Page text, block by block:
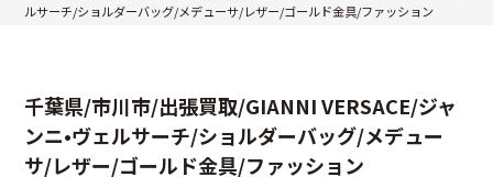
ルサーチ/ショルダーバッグ/メデューサ/レザー/ゴールド金具/ファッション
千葉県/市川市/出張買取/GIANNI VERSACE/ジャ
ンニ•ヴェルサーチ/ショルダーバッグ/メデュー
サ/レザー/ゴールド金具/ファッション